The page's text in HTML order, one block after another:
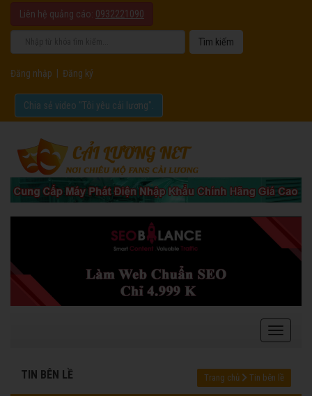
Liên hệ quảng cáo: 0932221090
Đăng nhập Đăng ký
Chia sẻ video "Tôi yêu cải lương".
TIN BÊN LỀ Trang chủ Tin bên lề